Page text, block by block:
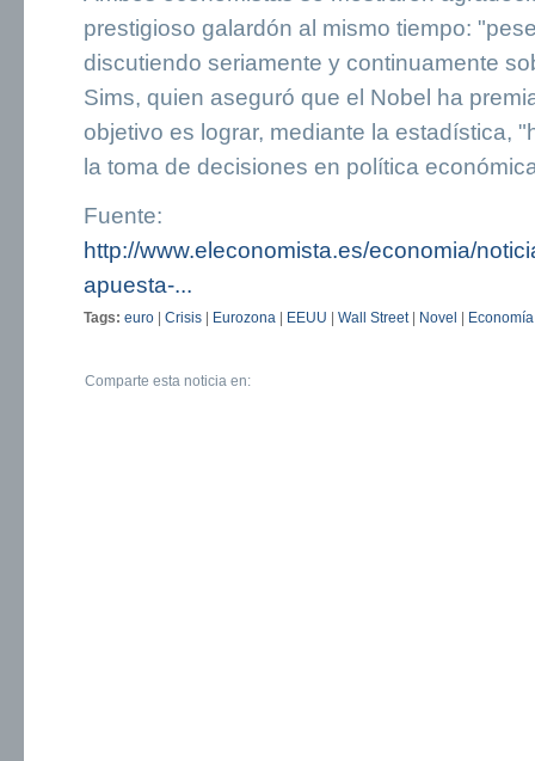
prestigioso galardón al mismo tiempo:
discutiendo seriamente y continuamente
Sims, quien aseguró que el Nobel ha
objetivo es lograr, mediante la estadística,
la toma de decisiones en política
Fuente:
http://www.eleconomista.es/economia/
apuesta-...
Tags: euro Crisis Eurozona EEUU Wall Street| Novel Economía
Comparte esta noticia en: